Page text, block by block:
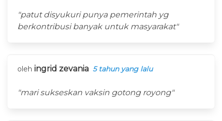
"patut disyukuri punya pemerintah yg
berkontribusi banyak untuk masyarakat"
oleh ingrid zevania 5 tahun yang lalu
"mari sukseskan vaksin gotong royong"